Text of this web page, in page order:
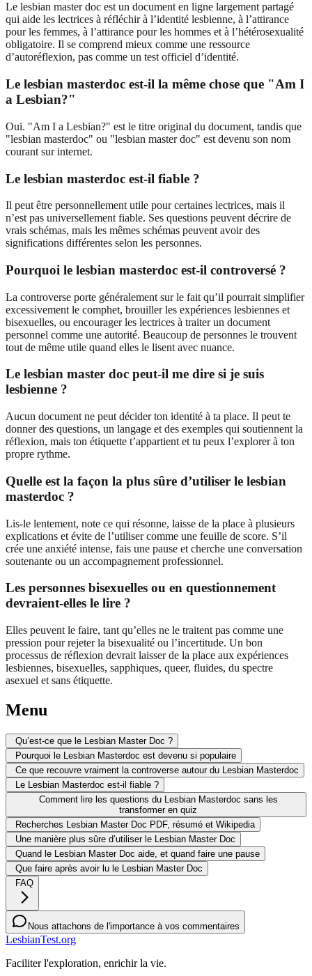
Le lesbian master doc est un document en ligne largement partagé
qui aide les lectrices à réfléchir à l’identité lesbienne, à l’attirance
pour les femmes, à l’attirance pour les hommes et à l’hétérosexualité
obligatoire. Il se comprend mieux comme une ressource
d’autoréflexion, pas comme un test officiel d’identité.
Le lesbian masterdoc est-il la même chose que "Am I
a Lesbian?"
Oui. "Am I a Lesbian?" est le titre original du document, tandis que
"lesbian masterdoc" ou "lesbian master doc" est devenu son nom
courant sur internet.
Le lesbian masterdoc est-il fiable ?
Il peut être personnellement utile pour certaines lectrices, mais il
n’est pas universellement fiable. Ses questions peuvent décrire de
vrais schémas, mais les mêmes schémas peuvent avoir des
significations différentes selon les personnes.
Pourquoi le lesbian masterdoc est-il controversé ?
La controverse porte généralement sur le fait qu’il pourrait simplifier
excessivement le comphet, brouiller les expériences lesbiennes et
bisexuelles, ou encourager les lectrices à traiter un document
personnel comme une autorité. Beaucoup de personnes le trouvent
tout de même utile quand elles le lisent avec nuance.
Le lesbian master doc peut-il me dire si je suis
lesbienne ?
Aucun document ne peut décider ton identité à ta place. Il peut te
donner des questions, un langage et des exemples qui soutiennent la
réflexion, mais ton étiquette t’appartient et tu peux l’explorer à ton
propre rythme.
Quelle est la façon la plus sûre d’utiliser le lesbian
masterdoc ?
Lis-le lentement, note ce qui résonne, laisse de la place à plusieurs
explications et évite de l’utiliser comme une feuille de score. S’il
crée une anxiété intense, fais une pause et cherche une conversation
soutenante ou un accompagnement professionnel.
Les personnes bisexuelles ou en questionnement
devraient-elles le lire ?
Elles peuvent le faire, tant qu’elles ne le traitent pas comme une
pression pour rejeter la bisexualité ou l’incertitude. Un bon
processus de réflexion devrait laisser de la place aux expériences
lesbiennes, bisexuelles, sapphiques, queer, fluides, du spectre
asexuel et sans étiquette.
Menu
Qu’est-ce que le Lesbian Master Doc ?
Pourquoi le Lesbian Masterdoc est devenu si populaire
Ce que recouvre vraiment la controverse autour du Lesbian Masterdoc
Le Lesbian Masterdoc est-il fiable ?
Comment lire les questions du Lesbian Masterdoc sans les
transformer en quiz
Recherches Lesbian Master Doc PDF, résumé et Wikipedia
Une manière plus sûre d’utiliser le Lesbian Master Doc
Quand le Lesbian Master Doc aide, et quand faire une pause
Que faire après avoir lu le Lesbian Master Doc
FAQ
Nous attachons de l'importance à vos commentaires
LesbianTest.org
Faciliter l'exploration, enrichir la vie.